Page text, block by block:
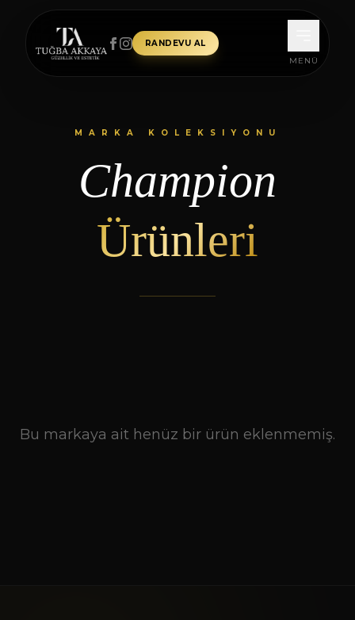
RANDEVU AL
MENÜ
İçeriğe atla
MARKA KOLEKSIYONU
Champion
Ürünleri
Bu markaya ait henüz bir ürün eklenmemiş.